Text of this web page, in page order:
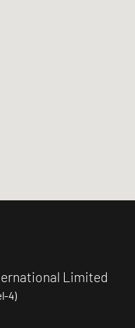
Limited
4)